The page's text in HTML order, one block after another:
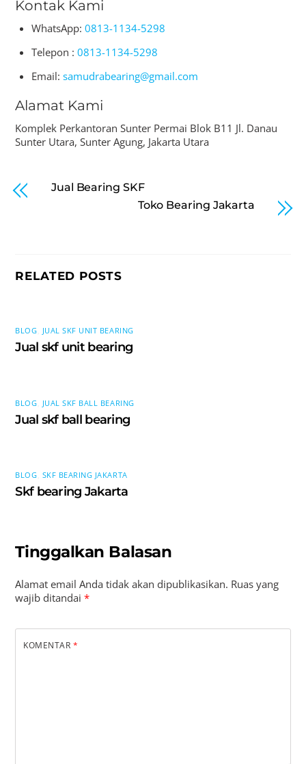
Kontak Kami
WhatsApp:0813-1134-5298
Telepon :0813-1134-5298
Email:samudrabearing@gmail.com
Alamat Kami
Komplek Perkantoran Sunter Permai Blok B11 Jl. Danau
Sunter Utara, Sunter Agung, Jakarta Utara
Jual Bearing SKF
Toko Bearing Jakarta
RELATED POSTS
BLOG JUAL SKF UNIT BEARING
Jual skf unit bearing
BLOG JUAL SKF BALL BEARING
Jual skf ball bearing
BLOG SKF BEARING JAKARTA
Skf bearing Jakarta
Tinggalkan Balasan
Alamat email Anda tidak akan dipublikasikan. Ruas yang
wajib ditandai*
KOMENTAR *